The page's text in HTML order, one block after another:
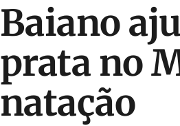
Baiano
prata no
natação